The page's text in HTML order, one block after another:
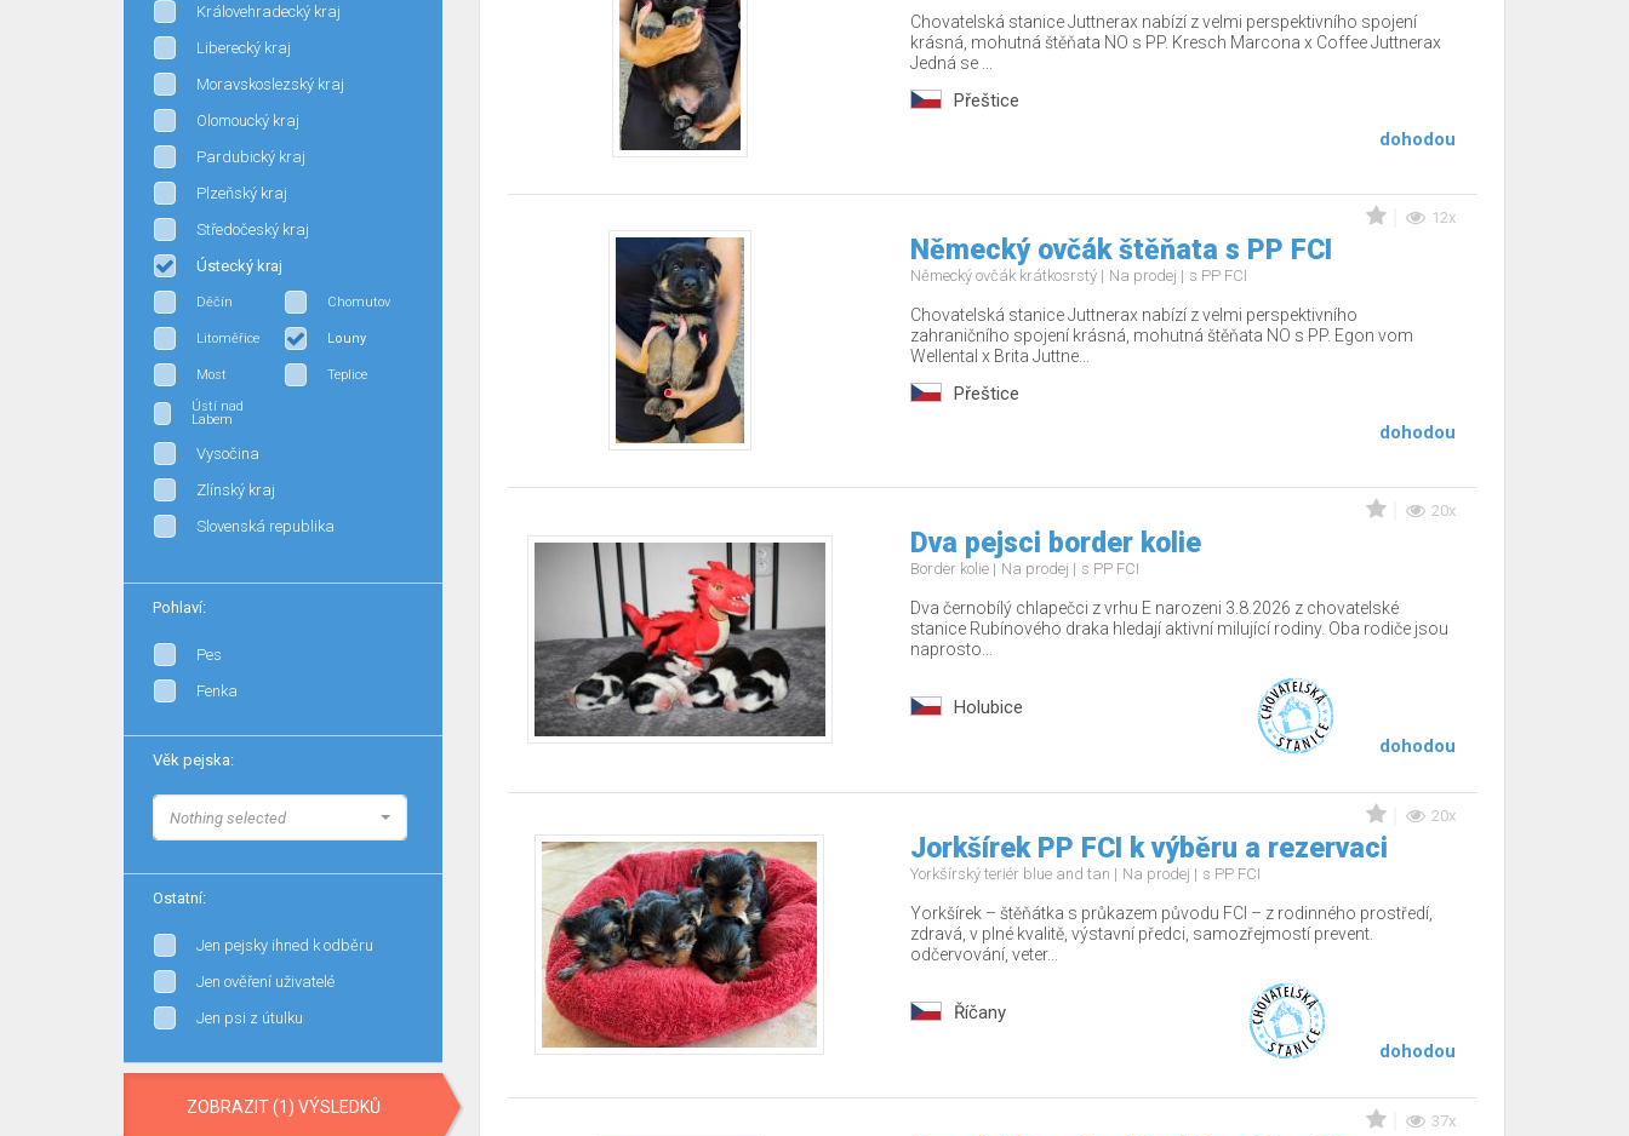
Královehradecký kraj
Liberecký kraj
Moravskoslezský kraj
Olomoucký kraj
Pardubický kraj
Plzeňský kraj
Středočeský kraj
Ústecký kraj
Děčín Chomutov
Litoměřice Louny
Most Teplice
Ústí nad
Labem
Vysočina
Zlínský kraj
Slovenská republika
Pohlaví:
Pes
Fenka
Věk pejska:
Nothing selected
Ostatní:
Jen pejsky ihned k odběru
Jen ověření uživatelé
Jen psi z útulku
ZOBRAZIT (1) VÝSLEDKŮ
Chovatelská stanice Juttnerax nabízí z velmi perspektivního spojení
krásná, mohutná štěňata NO s PP. Kresch Marcona x Coffee Juttnerax
Jedná se ...
Přeštice
dohodou
12x
Německý ovčák štěňata s PP FCI
Německý ovčák krátkosrstý Na prodej s PP FCI
Chovatelská stanice Juttnerax nabízí z velmi perspektivního
zahraničního spojení krásná, mohutná štěňata NO s PP. Egon vom
Wellental x Brita Juttne...
Přeštice
dohodou
20x
Dva pejsci border kolie
Border kolie Na prodej s PP FCI
Dva černobílý chlapečci z vrhu E narozeni 3.8.2026 z chovatelské
stanice Rubínového draka hledají aktivní milující rodiny. Oba rodiče jsou
naprosto...
Holubice
dohodou
20x
Jorkšírek PP FCI k výběru a rezervaci
Yorkšírský teriér blue and tan Na prodej s PP FCI
Yorkšírek – štěňátka s průkazem původu FCI – z rodinného prostředí,
zdravá, v plné kvalitě, výstavní předci, samozřejmostí prevent.
odčervování, veter...
Říčany
dohodou
37x